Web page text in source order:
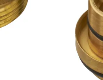
3/4"
Fonta
1/2"
m/
flatgods
149